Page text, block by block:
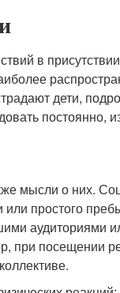
в
дети,
постоянно,
мысли о них.
простого
аудиториями
при посещении